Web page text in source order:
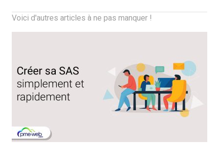
Voici d'autres articles à ne pas manquer !